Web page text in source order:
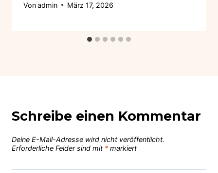
Vonadmin März 17, 2026
Schreibe einen Kommentar
Deine E-Mail-Adresse wird nicht veröffentlicht.
Erforderliche Felder sind mit * markiert